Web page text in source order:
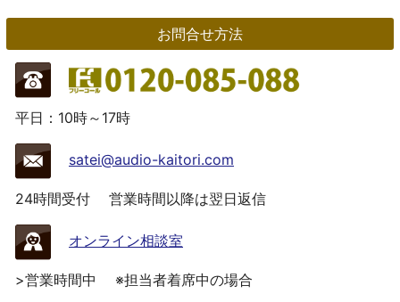
お問合せ方法
平日：10時～17時
satei@audio-kaitori.com
24時間受付 営業時間以降は翌日返信
オンライン相談室
>営業時間中 ※担当者着席中の場合